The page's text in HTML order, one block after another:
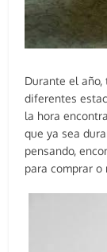
Durante el
diferentes
la hora
que ya sea
pensando,
para comprar